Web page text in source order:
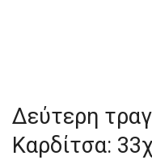
Δεύτερη
Καρδίτσα: